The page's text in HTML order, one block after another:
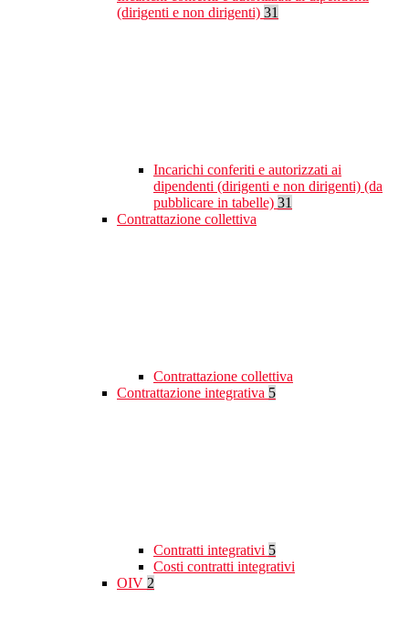
(dirigenti e non dirigenti) 31
Incarichi conferiti e autorizzati ai
dipendenti (dirigenti e non dirigenti) (da
pubblicare in tabelle) 31
Contrattazione collettiva
Contrattazione collettiva
Contrattazione integrativa 5
Contratti integrativi 5
Costi contratti integrativi
OIV 2